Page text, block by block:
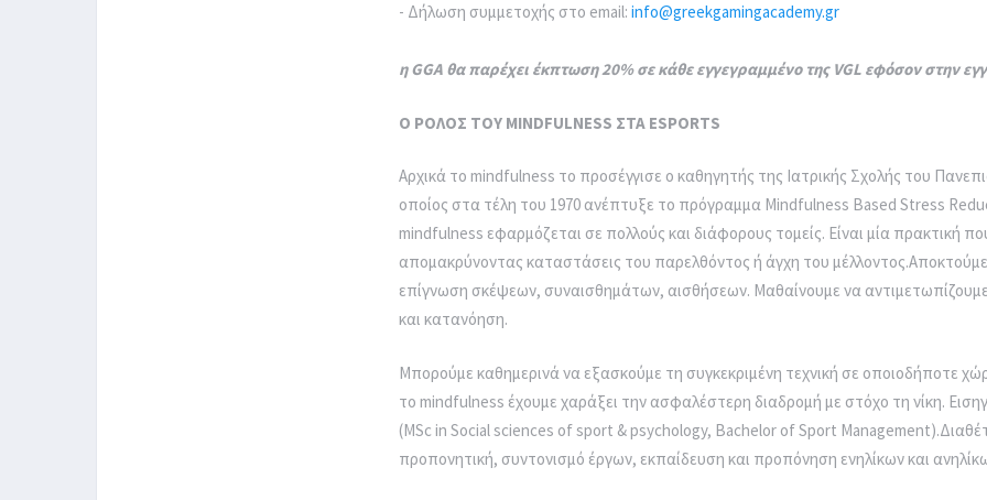
- Δήλωση συμμετοχής στο email: info@greekgamingacademy.gr
η GGA θα παρέχει έκπτωση 20% σε κάθε εγγεγραμμένο της VGL εφόσον στην
Ο ΡΟΛΟΣ ΤΟΥ MINDFULNESS ΣΤΑ ESPORTS
Αρχικά το mindfulness το προσέγγισε ο καθηγητής της Ιατρικής Σχολής του
οποίος στα τέλη του 1970 ανέπτυξε το πρόγραμμα Mindfulness Based Stress
mindfulness εφαρμόζεται σε πολλούς και διάφορους τομείς. Είναι μία πρακτική
απομακρύνοντας καταστάσεις του παρελθόντος ή άγχη του
επίγνωση σκέψεων, συναισθημάτων, αισθήσεων. Μαθαίνουμε να
και κατανόηση.
Μπορούμε καθημερινά να εξασκούμε τη συγκεκριμένη τεχνική σε οποιοδήποτε
το mindfulness έχουμε χαράξει την ασφαλέστερη διαδρομή με στόχο τη νίκη.
(MSc in Social sciences of sport & psychology, Bachelor of Sport
προπονητική, συντονισμό έργων, εκπαίδευση και προπόνηση ενηλίκων και